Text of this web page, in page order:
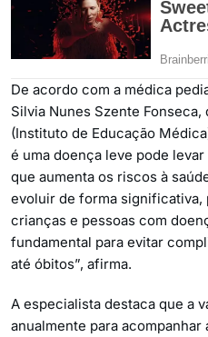
De acordo com a médica
Silvia Nunes Szente Fonseca,
(Instituto de Educação
é uma doença leve pode
que aumenta os riscos à
evoluir de forma significativa,
crianças e pessoas com
fundamental para evitar
até óbitos”, afirma.
A especialista destaca que a
anualmente para